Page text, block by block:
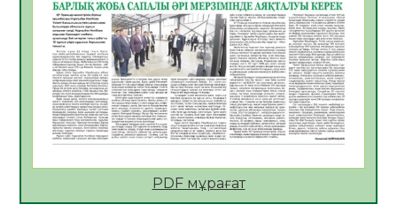
06.08.2026
42
ҚЫЗЫЛОРДАДА «САНАЛЫ ҰРПАҚ –
ЖАРҚЫН БОЛАШАҚ» АТТЫ КЕҢЕЙТІЛГЕН
МӘЖІЛІС ӨТТІ
05.08.2026
44
Қазақстан Орталық Азиядағы көшуге ең
PDF мұрағат